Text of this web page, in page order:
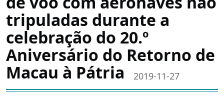
tripuladas durante a
celebração do 20.º
Aniversário do Retorno de
Macau à Pátria
2019-11-27